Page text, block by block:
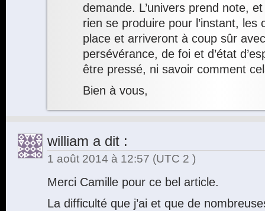
demande. L’univers prend note,
rien se produire pour l’instant, les
place et arriveront à coup sûr
persévérance, de foi et d’état
être pressé, ni savoir comment
Bien à vous,
william a dit :
1 août 2014 à 12:57 (UTC 2 )
Merci Camille pour ce bel article.
La difficulté que j’ai et que de